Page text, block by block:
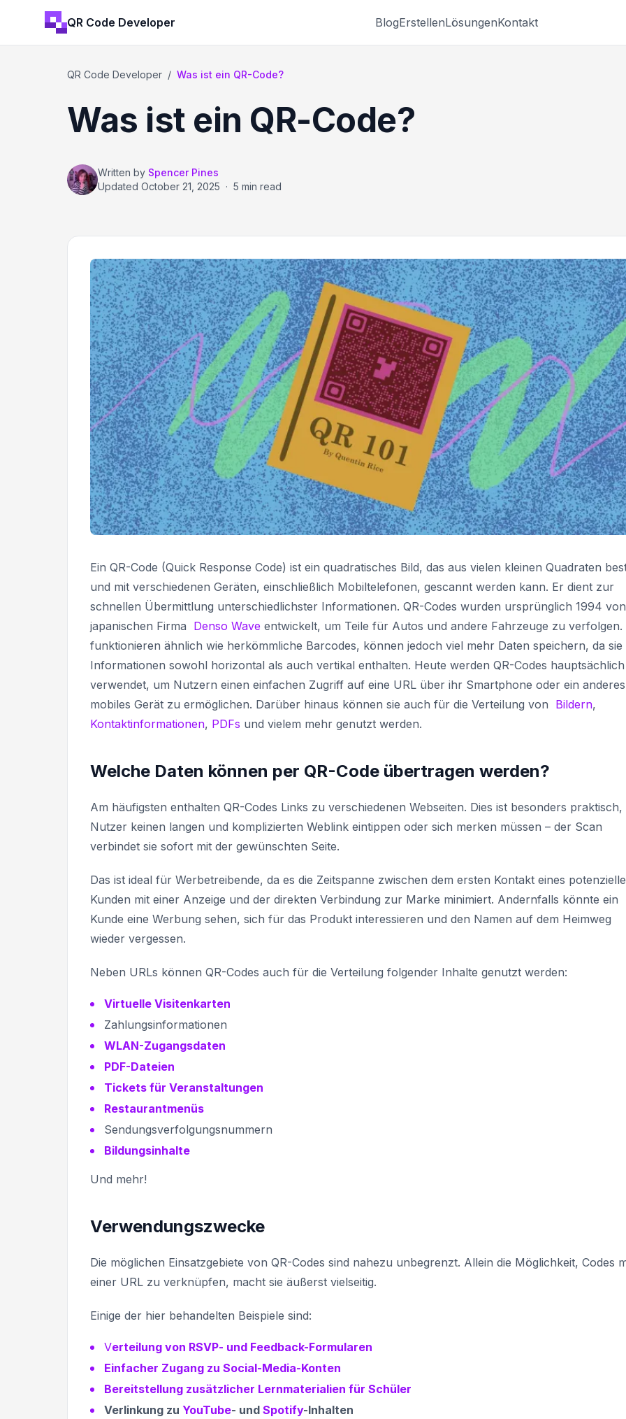
QR Code Developer BlogErstellenLösungenKontakt
QR Code Developer / Was ist ein QR-Code?
Was ist ein QR-Code?
Written by Spencer Pines
Updated October 21, 2025 · 5 min read
Ein QR-Code (Quick Response Code) ist ein quadratisches Bild, das aus vielen kleinen Quadraten
und mit verschiedenen Geräten, einschließlich Mobiltelefonen, gescannt werden kann. Er dient zur
schnellen Übermittlung unterschiedlichster Informationen. QR-Codes wurden ursprünglich 1994
japanischen Firma Denso Wave entwickelt, um Teile für Autos und andere Fahrzeuge zu verfolgen.
funktionieren ähnlich wie herkömmliche Barcodes, können jedoch viel mehr Daten speichern, da sie
Informationen sowohl horizontal als auch vertikal enthalten. Heute werden QR-Codes hauptsächlich
verwendet, um Nutzern einen einfachen Zugriff auf eine URL über ihr Smartphone oder ein anderes
mobiles Gerät zu ermöglichen. Darüber hinaus können sie auch für die Verteilung von Bildern,
Kontaktinformationen, PDFs und vielem mehr genutzt werden.
Welche Daten können per QR-Code übertragen werden?
Am häufigsten enthalten QR-Codes Links zu verschiedenen Webseiten. Dies ist besonders praktisch,
Nutzer keinen langen und komplizierten Weblink eintippen oder sich merken müssen – der Scan
verbindet sie sofort mit der gewünschten Seite.
Das ist ideal für Werbetreibende, da es die Zeitspanne zwischen dem ersten Kontakt eines
Kunden mit einer Anzeige und der direkten Verbindung zur Marke minimiert. Andernfalls könnte ein
Kunde eine Werbung sehen, sich für das Produkt interessieren und den Namen auf dem Heimweg
wieder vergessen.
Neben URLs können QR-Codes auch für die Verteilung folgender Inhalte genutzt werden:
Virtuelle Visitenkarten
Zahlungsinformationen
WLAN-Zugangsdaten
PDF-Dateien
Tickets für Veranstaltungen
Restaurantmenüs
Sendungsverfolgungsnummern
Bildungsinhalte
Und mehr!
Verwendungszwecke
Die möglichen Einsatzgebiete von QR-Codes sind nahezu unbegrenzt. Allein die Möglichkeit, Codes
einer URL zu verknüpfen, macht sie äußerst vielseitig.
Einige der hier behandelten Beispiele sind:
Verteilung von RSVP- und Feedback-Formularen
Einfacher Zugang zu Social-Media-Konten
Bereitstellung zusätzlicher Lernmaterialien für Schüler
Verlinkung zu YouTube- und Spotify-Inhalten